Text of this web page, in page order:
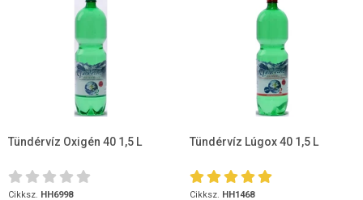
Tündérvíz Oxigén 40 1,5 L
Cikksz. HH6998
Tündérvíz Lúgox 40 1,5 L
Cikksz. HH1468